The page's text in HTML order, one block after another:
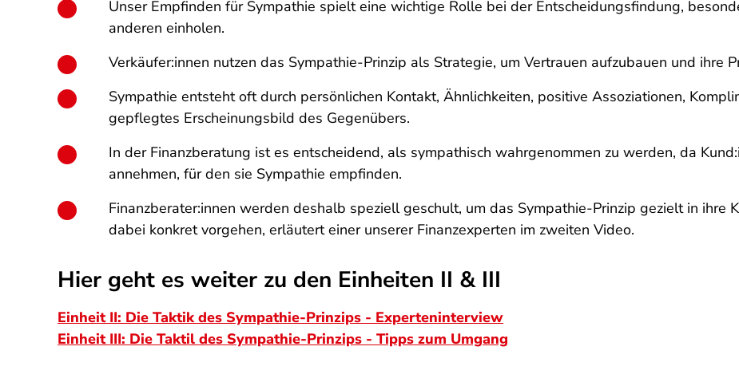
Unser Empfinden für Sympathie spielt eine wichtige Rolle bei der Entscheidungsfindung,
anderen einholen.
Verkäufer:innen nutzen das Sympathie-Prinzip als Strategie, um Vertrauen aufzubauen und ihre
Sympathie entsteht oft durch persönlichen Kontakt, Ähnlichkeiten, positive Assoziationen,
gepflegtes Erscheinungsbild des Gegenübers.
In der Finanzberatung ist es entscheidend, als sympathisch wahrgenommen zu werden, da
annehmen, für den sie Sympathie empfinden.
Finanzberater:innen werden deshalb speziell geschult, um das Sympathie-Prinzip gezielt in ihre
dabei konkret vorgehen, erläutert einer unserer Finanzexperten im zweiten Video.
Hier geht es weiter zu den Einheiten II & III
Einheit II: Die Taktik des Sympathie-Prinzips - Experteninterview
Einheit III: Die Taktil des Sympathie-Prinzips - Tipps zum Umgang